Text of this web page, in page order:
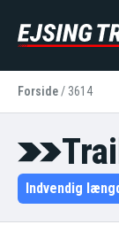
Forside/ 3614
Indvendig